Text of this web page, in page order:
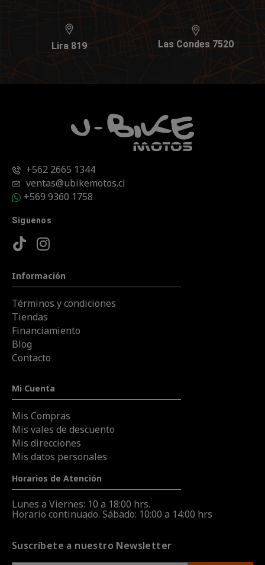
Lira 819 Las Condes 7520
+562 2665 1344
ventas@ubikemotos.cl
+569 9360 1758
Síguenos
Información
Términos y condiciones
Tiendas
Financiamiento
Blog
Contacto
Mi Cuenta
Mis Compras
Mis vales de descuento
Mis direcciones
Mis datos personales
Horarios de Atención
Lunes a Viernes: 10 a 18:00 hrs.
Horario continuado. Sábado: 10:00 a 14:00 hrs
Suscríbete a nuestro Newsletter